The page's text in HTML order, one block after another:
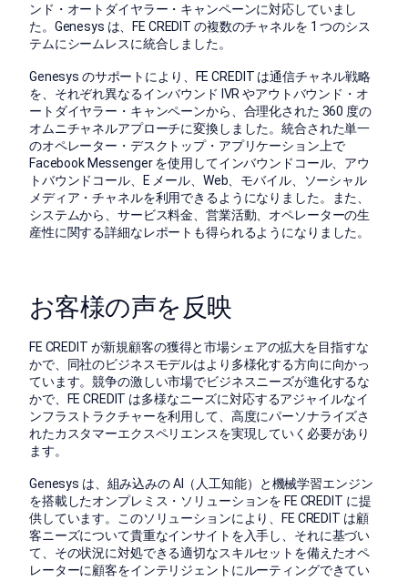
ンド・オートダイヤラー・キャンペーンに対応していまし
た。Genesys は、FE CREDIT の複数のチャネルを 1 つのシス
テムにシームレスに統合しました。
Genesys のサポートにより、FE CREDIT は通信チャネル戦略
を、それぞれ異なるインバウンド IVR やアウトバウンド・オ
ートダイヤラー・キャンペーンから、合理化された 360 度の
オムニチャネルアプローチに変換しました。統合された単一
のオペレーター・デスクトップ・アプリケーション上で
Facebook Messenger を使用してインバウンドコール、アウ
トバウンドコール、E メール、Web、モバイル、ソーシャル
メディア・チャネルを利用できるようになりました。また、
システムから、サービス料金、営業活動、オペレーターの生
産性に関する詳細なレポートも得られるようになりました。
お客様の声を反映
FE CREDIT が新規顧客の獲得と市場シェアの拡大を目指すな
かで、同社のビジネスモデルはより多様化する方向に向かっ
ています。競争の激しい市場でビジネスニーズが進化するな
かで、FE CREDIT は多様なニーズに対応するアジャイルなイ
ンフラストラクチャーを利用して、高度にパーソナライズさ
れたカスタマーエクスペリエンスを実現していく必要があり
ます。
Genesys は、組み込みの AI（人工知能）と機械学習エンジン
を搭載したオンプレミス・ソリューションを FE CREDIT に提
供しています。このソリューションにより、FE CREDIT は顧
客ニーズについて貴重なインサイトを入手し、それに基づい
て、その状況に対処できる適切なスキルセットを備えたオペ
レーターに顧客をインテリジェントにルーティングできてい